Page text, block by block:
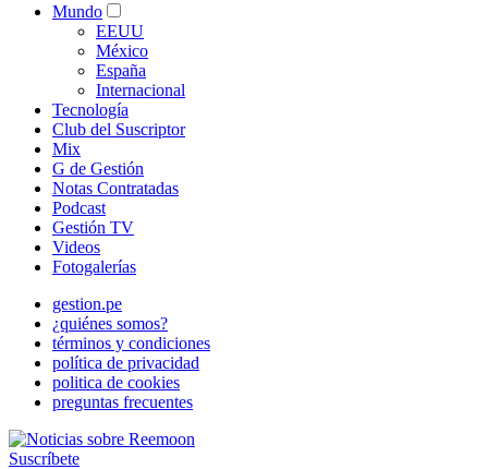
Mundo
EEUU
México
España
Internacional
Tecnología
Club del Suscriptor
Mix
G de Gestión
Notas Contratadas
Podcast
Gestión TV
Videos
Fotogalerías
gestion.pe
¿quiénes somos?
términos y condiciones
política de privacidad
politica de cookies
preguntas frecuentes
Suscríbete